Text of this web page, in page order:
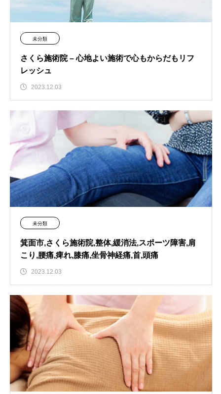
未分類
さくら施術院 – 心地よい施術で心もからだもリフ
レッシュ
2023.12.03
未分類
箕面市,さくら施術院,整体,緩消法,スポーツ障害,肩
こり,腰痛,痺れ,膝痛,坐骨神経痛,首,頭痛
2023.12.03